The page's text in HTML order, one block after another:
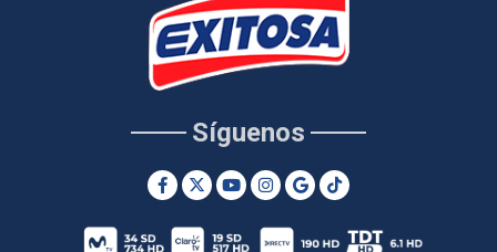
Síguenos